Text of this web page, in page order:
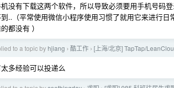
没有下载这两个软件，所以导致必须要用手机号码
..（平常使用微信小程序使用习惯了就用它来进行
都没有 ）
to a topic by hjiang › 酷工作 › [上海/北京] TapTap/
多经验可以投递么